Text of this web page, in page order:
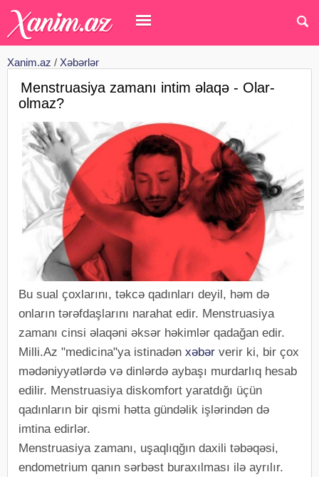
Xanim.az / Xəbərlər
Menstruasiya zamanı intim əlaqə - Olar-
olmaz?
Bu sual çoxlarını, təkcə qadınları deyil, həm də
onların tərəfdaşlarını narahat edir. Menstruasiya
zamanı cinsi əlaqəni əksər həkimlər qadağan edir.
Milli.Az "medicina"ya istinadən xəbər verir ki, bir çox
mədəniyyətlərdə və dinlərdə aybaşı murdarlıq hesab
edilir. Menstruasiya diskomfort yaratdığı üçün
qadınların bir qismi hətta gündəlik işlərindən də
imtina edirlər.
Menstruasiya zamanı, uşaqlıqğın daxili təbəqəsi,
endometrium qanın sərbəst buraxılması ilə ayrılır.